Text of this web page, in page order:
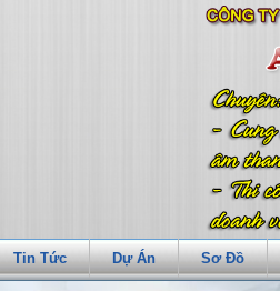
Tin Tức Dự Án Sơ Đồ